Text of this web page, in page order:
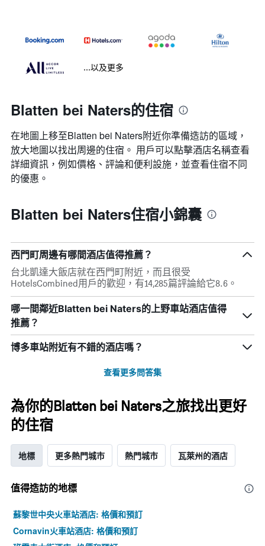
...以及更多
Blatten bei Naters的住宿
在地圖上移至Blatten bei Naters​​附近你準備造訪的區域，
放大地圖以找出周邊的住宿。 用戶可以點擊酒店名稱查看
詳細資訊，例如價格、評論和便利設施，並查看住宿不同
的優惠。
Blatten bei Naters住宿小錦囊
西門町周邊有哪間酒店值得推薦？
台北凱達大飯店就在西門町附近，而且很受
HotelsCombined用戶的歡迎，有14,285篇評論給它8.6。
哪一間鄰近Blatten bei Naters的上野車站酒店值得
推薦？
博多車站附近有不錯的酒店嗎？
查看更多問答集
為你的Blatten bei Naters之旅找出更好
的住宿
地標 更多熱門城市 熱門城市 瓦萊州的酒店
值得造訪的地標
蘇黎世中央火車站酒店: 格價和預訂
Cornavin火車站酒店: 格價和預訂